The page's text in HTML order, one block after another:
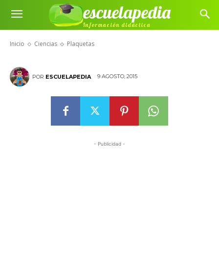
escuelapedia
Información didáctica
Inicio Ciencias Plaquetas
Plaquetas
POR ESCUELAPEDIA 9 AGOSTO, 2015
- Publicidad -